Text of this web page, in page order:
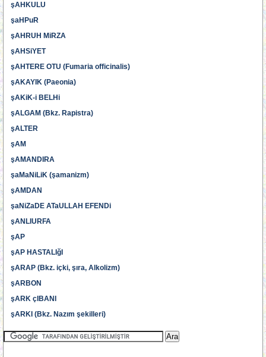
şAHKULU
şaHPuR
şAHRUH MiRZA
şAHSiYET
şAHTERE OTU (Fumaria officinalis)
şAKAYIK (Paeonia)
şAKiK-i BELHi
şALGAM (Bkz. Rapistra)
şALTER
şAM
şAMANDIRA
şaMaNiLiK (şamanizm)
şAMDAN
şaNiZaDE ATaULLAH EFENDi
şANLIURFA
şAP
şAP HASTALIğI
şARAP (Bkz. içki, şıra, Alkolizm)
şARBON
şARK çIBANI
şARKI (Bkz. Nazım şekilleri)